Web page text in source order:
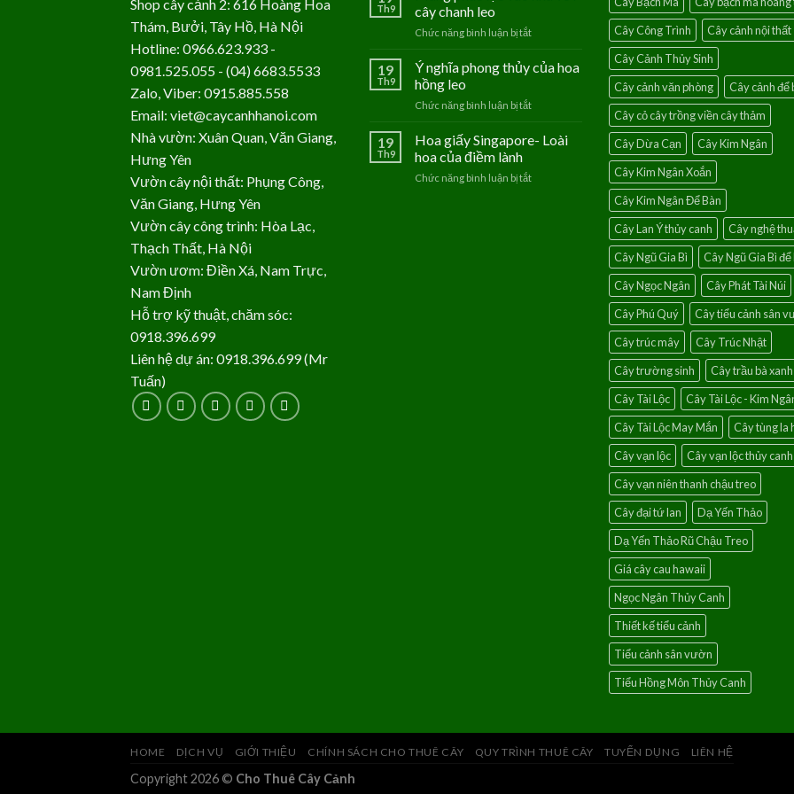
Shop cây cảnh 2: 616 Hoàng Hoa
Thám, Bưởi, Tây Hồ, Hà Nội
Hotline: 0966.623.933 -
0981.525.055 - (04) 6683.5533
Zalo, Viber: 0915.885.558
Email: viet@caycanhhanoi.com
Nhà vườn: Xuân Quan, Văn Giang,
Hưng Yên
Vườn cây nội thất: Phụng Công,
Văn Giang, Hưng Yên
Vườn cây công trình: Hòa Lạc,
Thạch Thất, Hà Nội
Vườn ươm: Điền Xá, Nam Trực,
Nam Định
Hỗ trợ kỹ thuật, chăm sóc:
0918.396.699
Liên hệ dự án: 0918.396.699 (Mr
Tuấn)
của
Th9
cây chanh leo
Chức năng bình luận bị tắt
phúc
cây
19
Th9
Ý nghĩa phong thủy của hoa
hồng leo
Chức năng bình luận bị tắt
nghĩa
19
Th9
Hoa giấy Singapore- Loài
hoa của điềm lành
Chức năng bình luận bị tắt
Cây Công Trình
Cây cảnh nội thất
Cây Cảnh Thủy Sinh
Cây cảnh văn phòng
Cây cảnh để
Cây cỏ cây trồng viền cây thảm
Cây Dừa Cạn
Cây Kim Ngân
Cây Kim Ngân Xoắn
Cây Kim Ngân Để Bàn
Cây Lan Ý thủy canh
Cây nghệ
Cây Ngũ Gia Bì
Cây Ngũ Gia Bì để
Cây Ngọc Ngân
Cây Phát Tài Núi
Cây Phú Quý
Cây tiểu cảnh sân
Cây trúc mây
Cây Trúc Nhật
Cây trường sinh
Cây trầu bà xanh
Cây Tài Lộc
Cây Tài Lộc - Kim
Cây Tài Lộc May Mắn
Cây tùng la
Cây vạn lộc
Cây vạn lộc thủy canh
Cây vạn niên thanh chậu treo
Cây đại tứ lan
Dạ Yến Thảo
Dạ Yến Thảo Rũ Chậu Treo
Giá cây cau hawaii
Ngọc Ngân Thủy Canh
Thiết kế tiểu cảnh
Tiểu cảnh sân vườn
Tiểu Hồng Môn Thủy Canh
HOME DỊCH VỤ GIỚI THIỆU CHÍNH SÁCH CHO THUÊ CÂY QUY TRÌNH THUÊ CÂY TUYỂN DỤNG LIÊN HỆ
Copyright 2026 © Cho Thuê Cây Cảnh